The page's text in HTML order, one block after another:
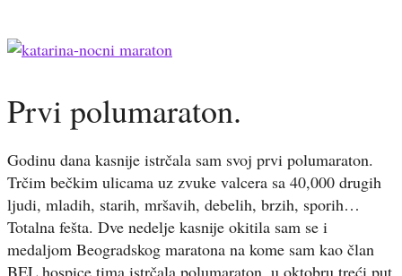
Prvi polumaraton.
Godinu dana kasnije istrčala sam svoj prvi polumaraton.
Trčim bečkim ulicama uz zvuke valcera sa 40,000 drugih
ljudi, mladih, starih, mršavih, debelih, brzih, sporih…
Totalna fešta. Dve nedelje kasnije okitila sam se i
medaljom Beogradskog maratona na kome sam kao član
BEL hospice tima istrčala polumaraton, u oktobru treći put